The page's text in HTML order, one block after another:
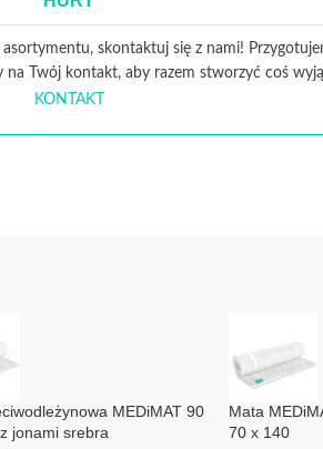
skontaktuj się z nami!
na Twój kontakt, aby razem stworzyć coś
KONTAKT
MEDiMAT 90
jonami srebra
Mata
70 x 140